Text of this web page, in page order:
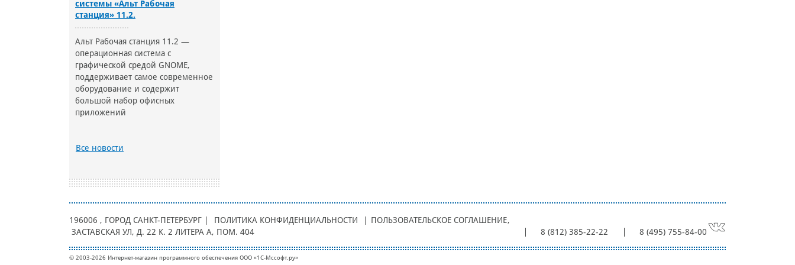
системы «Альт Рабочая
станция» 11.2.
Альт Рабочая станция 11.2 —
операционная система с
графической средой GNOME,
поддерживает самое современное
оборудование и содержит
большой набор офисных
приложений
Все новости
196006 , ГОРОД САНКТ-ПЕТЕРБУРГ | ПОЛИТИКА КОНФИДЕНЦИАЛЬНОСТИ ПОЛЬЗОВАТЕЛЬСКОЕ СОГЛАШЕНИЕ,
ЗАСТАВСКАЯ УЛ, Д. 22 К. 2 ЛИТЕРА А, ПОМ. 404
8 (812) 385-22-22 8 (495) 755-84-00
© 2003-2026 Интернет-магазин программного обеспечения ООО «1С-Мcсофт.ру»